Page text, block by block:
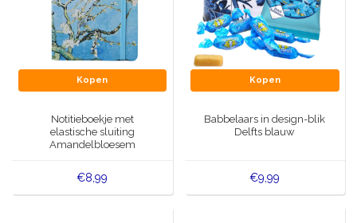
Kopen
Notitieboekje met
elastische sluiting
Amandelbloesem
€8,99
Kopen
Babbelaars in design-blik
Delfts blauw
€9,99